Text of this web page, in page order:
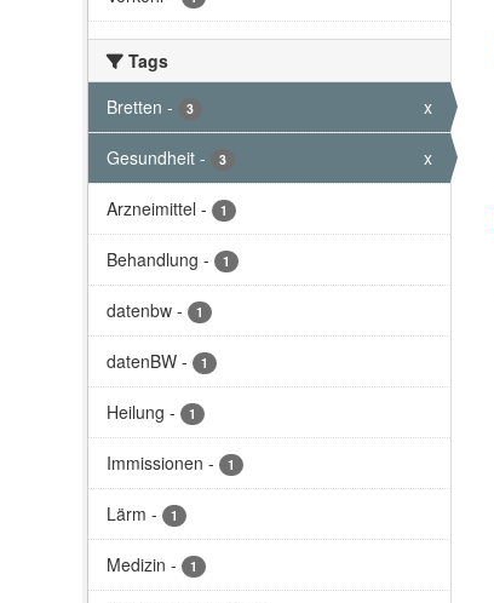
Tags
Bretten - 3 x
Gesundheit - 3 x
Arzneimittel - 1
Behandlung - 1
datenbw - 1
datenBW - 1
Heilung - 1
Immissionen - 1
Lärm - 1
Medizin - 1